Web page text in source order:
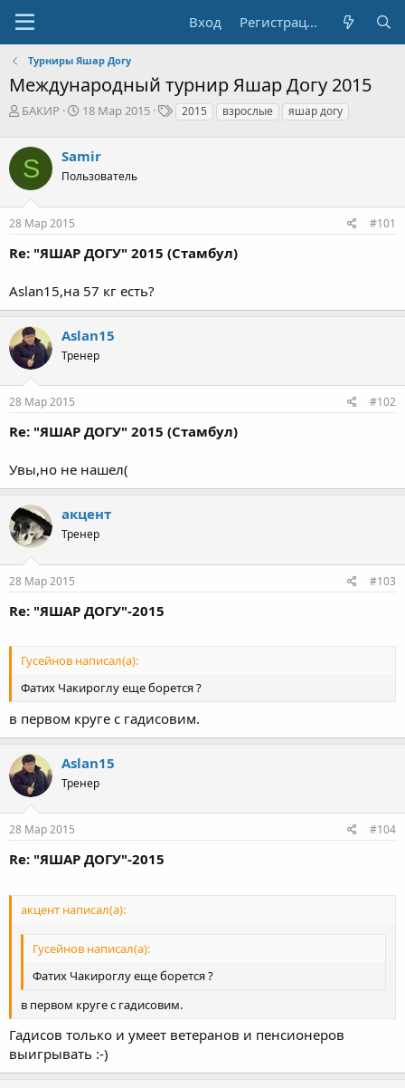
Вход Регистрация
Турниры Яшар Догу
Международный турнир Яшар Догу 2015
А
о
р
т
е
м
БАКИР
Д
а
н
ч
а
18 Мар 2015
Т2015 взрослые яшар догу
S Samir
Пользователь
28 Мар 2015 #101
Re: "ЯШАР ДОГУ" 2015 (Стамбул)
Aslan15,на 57 кг есть?
Aslan15
Тренер
28 Мар 2015 #102
Re: "ЯШАР ДОГУ" 2015 (Стамбул)
Увы,но не нашел(
акцент
Тренер
28 Мар 2015 #103
Re: "ЯШАР ДОГУ"-2015
Гусейнов написал(а):
Фатих Чакироглу еще борется ?
в первом круге с гадисовим.
Aslan15
Тренер
28 Мар 2015 #104
Re: "ЯШАР ДОГУ"-2015
акцент написал(а):
Гусейнов написал(а):
Фатих Чакироглу еще борется ?
в первом круге с гадисовим.
Гадисов только и умеет ветеранов и пенсионеров
выигрывать :-)